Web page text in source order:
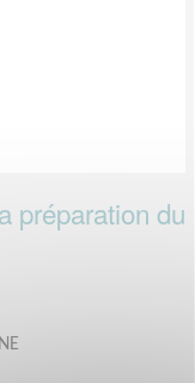
préparation du